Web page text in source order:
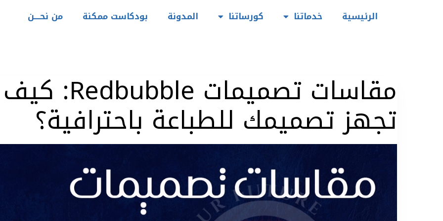
الرئيسية خدماتنا كورساتنا المدونة بودكاست ممكنة من نحــــن
مقاسات تصميمات Redbubble: كيف
تجهز تصميمك للطباعة باحترافية؟